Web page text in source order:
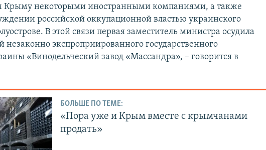
Крыму некоторыми иностранными компаниями, а также
российской оккупационной властью украинского
В этой связи первая заместитель министра осудила
незаконно экспроприированного государственного
«Винодельческий завод «Массандра», – говорится в
БОЛЬШЕ ПО ТЕМЕ:
«Пора уже и Крым вместе с крымчанами
продать»